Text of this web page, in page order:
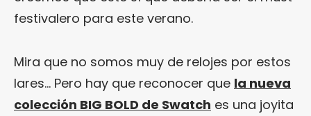
festivalero para este verano.
Mira que no somos muy de relojes por estos
lares… Pero hay que reconocer que la nueva
colección BIG BOLD de Swatch es una joyita